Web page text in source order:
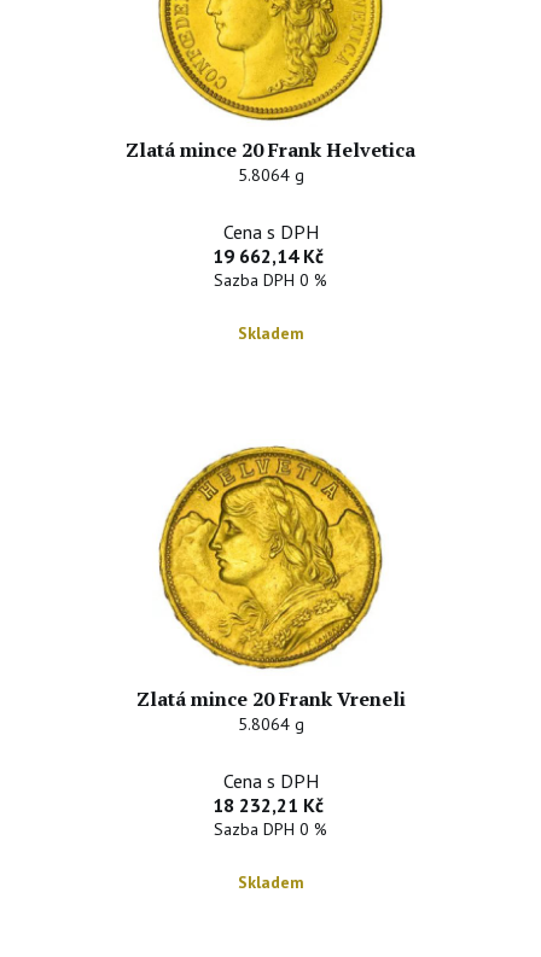
Zlatá mince 20 Frank Helvetica
5.8064 g
Cena s DPH
19 662,14 Kč
Sazba DPH 0 %
Skladem
Zlatá mince 20 Frank Vreneli
5.8064 g
Cena s DPH
18 232,21 Kč
Sazba DPH 0 %
Skladem